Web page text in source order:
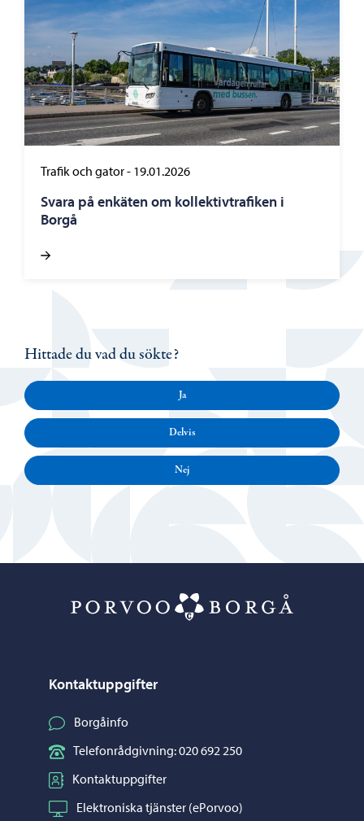
Trafik och gator- 19.01.2026
Svara på enkäten om kollektivtrafiken i
Borgå
Hittade du vad du sökte?
Ja
Delvis
Nej
Kontaktuppgifter
Borgåinfo
Telefonrådgivning: 020 692 250
Kontaktuppgifter
Elektroniska tjänster (ePorvoo)